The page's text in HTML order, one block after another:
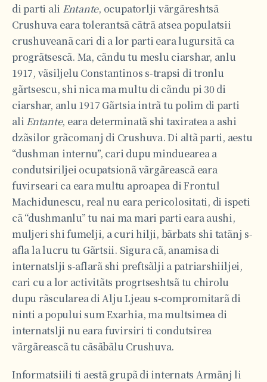
di parti ali Entante, ocupatorlji vãrgãreshtsã
Crushuva eara tolerantsã cãtrã atsea populatsii
crushuveanã cari di a lor parti eara lugursitã ca
progrãtsescã. Ma, cãndu tu meslu ciarshar, anlu
1917, vãsiljelu Constantinos s-trapsi di tronlu
gãrtsescu, shi nica ma multu di cãndu pi 30 di
ciarshar, anlu 1917 Gãrtsia intrã tu polim di parti
ali Entante, eara determinatã shi taxiratea a ashi
dzãsilor grãcomanj di Crushuva. Di altã parti, aestu
“dushman internu”, cari dupu minduearea a
condutsiriljei ocupatsionã vãrgãreascã eara
fuvirseari ca eara multu aproapea di Frontul
Machidunescu, real nu eara pericolositati, di ispeti
cã “dushmanlu” tu nai ma mari parti eara aushi,
muljeri shi fumelji, a curi hilji, bãrbats shi tatãnj s-
afla la lucru tu Gãrtsii. Sigura cã, anamisa di
internatslji s-aflarã shi preftsãlji a patriarshiiljei,
cari cu a lor activitãts progrtseshtsã tu chirolu
dupu rãscularea di Alju Ljeau s-compromitarã di
ninti a popului sum Exarhia, ma multsimea di
internatslji nu eara fuvirsiri ti condutsirea
vãrgãreascã tu cãsãbãlu Crushuva.
Informatsiili ti aestã grupã di internats Armãnj li